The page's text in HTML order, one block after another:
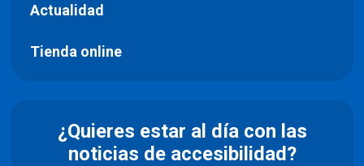
Actualidad
Tienda online
¿Quieres estar al día con las
noticias de accesibilidad?